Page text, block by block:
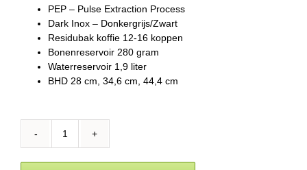
PEP – Pulse Extraction Process
Dark Inox – Donkergrijs/Zwart
Residubak koffie 12-16 koppen
Bonenreservoir 280 gram
Waterreservoir 1,9 liter
BHD 28 cm, 34,6 cm, 44,4 cm
JURA